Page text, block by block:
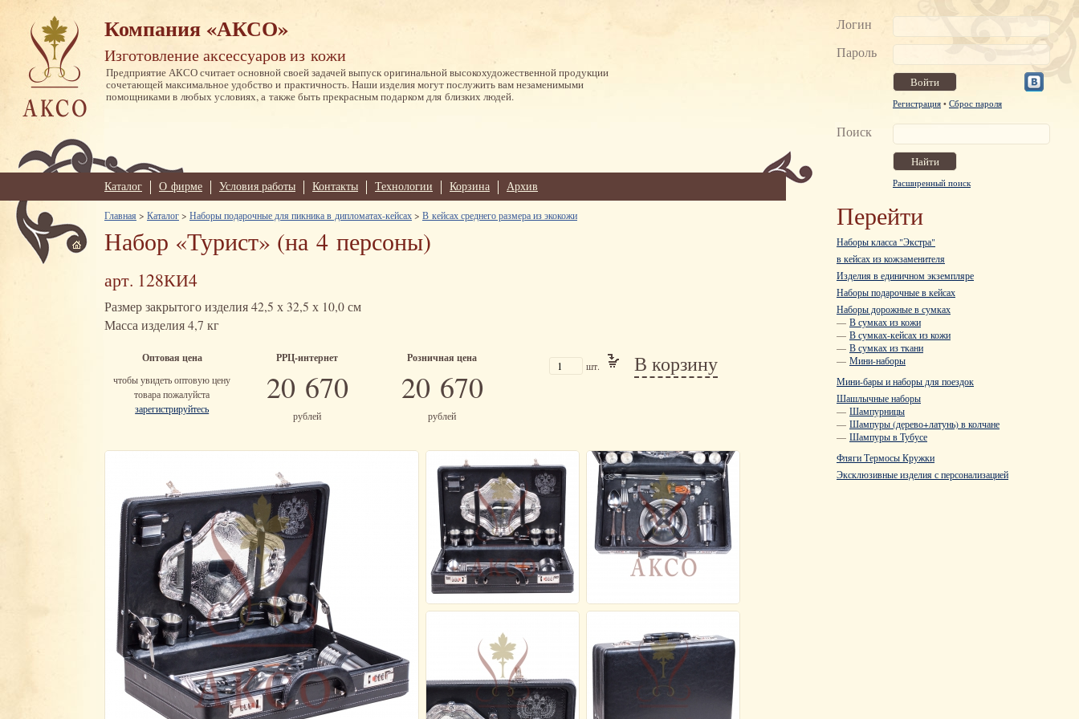
Логин
Пароль
Регистрация • Сброс пароля
Поиск
Расширенный поиск
Перейти
Наборы класса "Экстра"
в кейсах из кожзаменителя
Изделия в единичном экземпляре
Наборы подарочные в кейсах
Наборы дорожные в сумках
— В сумках из кожи
— В сумках-кейсах из кожи
— В сумках из ткани
— Мини-наборы
Мини-бары и наборы для поездок
Шашлычные наборы
— Шампурницы
— Шампуры (дерево+латунь) в колчане
— Шампуры в Тубусе
Фляги Термосы Кружки
Эксклюзивные изделия с персонализацией
Компания «АКСО»
Изготовление аксессуаров из кожи
Предприятие АКСО считает основной своей задачей выпуск оригинальной высокохудожественной продукции
сочетающей максимальное удобство и практичность. Наши изделия могут послужить вам незаменимыми
помощниками в любых условиях, а также быть прекрасным подарком для близких людей.
Каталог О фирме Условия работы Контакты Технологии Корзина Архив
Главная > Каталог> Наборы подарочные для пикника в дипломатах-кейсах> В кейсах среднего размера из экокожи
Набор «Турист» (на 4 персоны)
арт. 128КИ4
Размер закрытого изделия 42,5 х 32,5 х 10,0 см
Масса изделия 4,7 кг
Оптовая цена
чтобы увидеть оптовую цену
товара пожалуйста
зарегистрируйтесь
РРЦ-интернет
20 670
рублей
Розничная цена
20 670
рублей
шт. В корзину